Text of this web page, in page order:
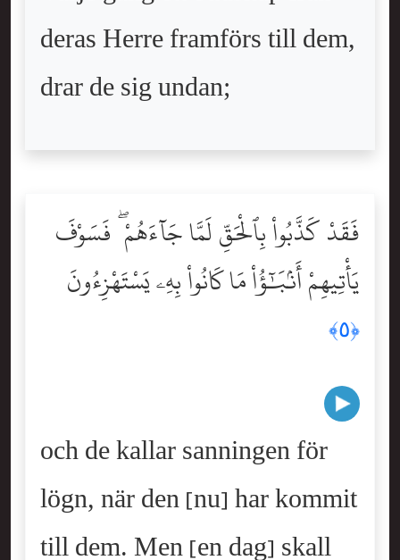
deras Herre framförs till dem,
drar de sig undan;
فَقَدْ كَذَّبُواْ بِٱلْحَقِّ لَمَّا جَآءَهُمْ ۖ فَسَوْفَ
يَأْتِيهِمْ أَنۢبَٰٓؤُاْ مَا كَانُواْ بِهِۦ يَسْتَهْزِءُونَ
﴿٥﴾
och de kallar sanningen för
lögn, när den [nu] har kommit
till dem. Men [en dag] skall